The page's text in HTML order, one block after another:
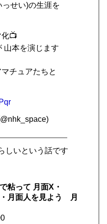
っせい)の生涯を
📺
山本を演じます
チュアたちと
しいという話です
粘って 月面X・
月面人を見よう 月